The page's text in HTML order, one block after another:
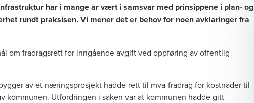
har i mange år vært i samsvar med prinsippene i plan- og
rundt praksisen. Vi mener det er behov for noen avklaringer fra
om fradragsrett for inngående avgift ved oppføring av offentlig
av et næringsprosjekt hadde rett til mva-fradrag for kostnader til
kommunen. Utfordringen i saken var at kommunen hadde gitt